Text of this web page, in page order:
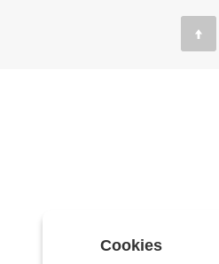
Cookies